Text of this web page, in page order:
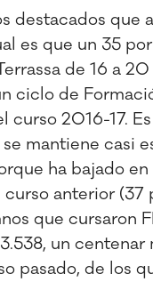
destacados que
es que un 35
de 16 a 20
ciclo de
curso 2016-17.
mantiene casi
ha bajado
anterior (37
que cursaron
un centenar
pasado, de los